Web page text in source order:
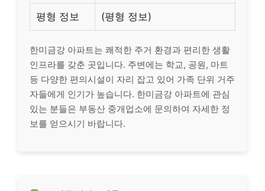
평형 정보 (평형 정보)
한미금강 아파트는 쾌적한 주거 환경과 편리한 생활
인프라를 갖춘 곳입니다. 주변에는 학교, 공원, 마트
등 다양한 편의시설이 자리 잡고 있어 가족 단위 거주
자들에게 인기가 높습니다. 한미금강 아파트에 관심
있는 분들은 부동산 중개업소에 문의하여 자세한 정
보를 얻으시기 바랍니다.